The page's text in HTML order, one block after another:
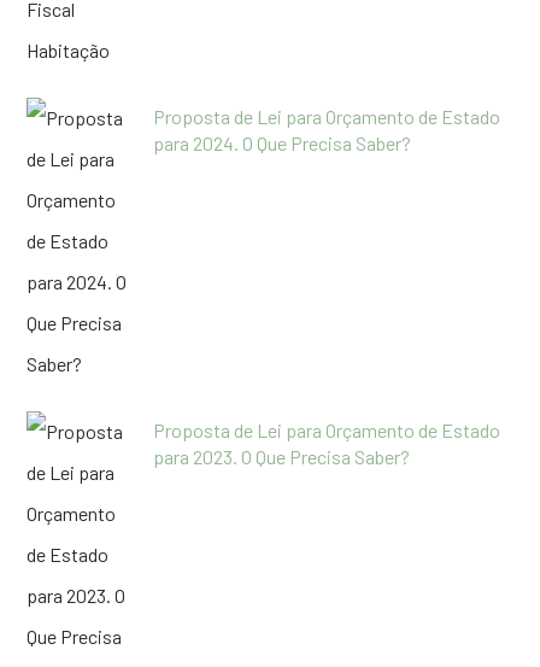
Proposta de Lei para Orçamento de Estado
para 2024. O Que Precisa Saber?
Proposta de Lei para Orçamento de Estado
para 2023. O Que Precisa Saber?